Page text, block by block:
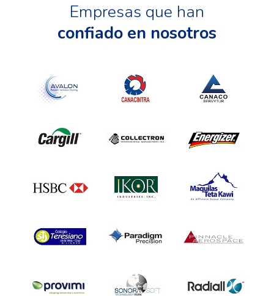
Empresas que han
confiado en nosotros